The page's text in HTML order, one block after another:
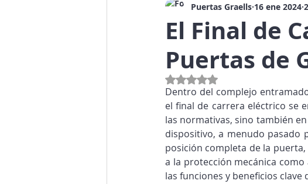
Historia Publicidad
El Final de
Puertas de
Puertas Graells 16 ene 2024
Obtuvo NaN de 5 estrellas.
Dentro del complejo
el final de carrera eléctrico se
las normativas, sino también
dispositivo, a menudo pasado
posición completa de la
a la protección mecánica
las funciones y beneficios